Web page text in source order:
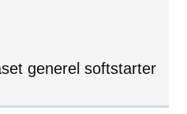
generel softstarter